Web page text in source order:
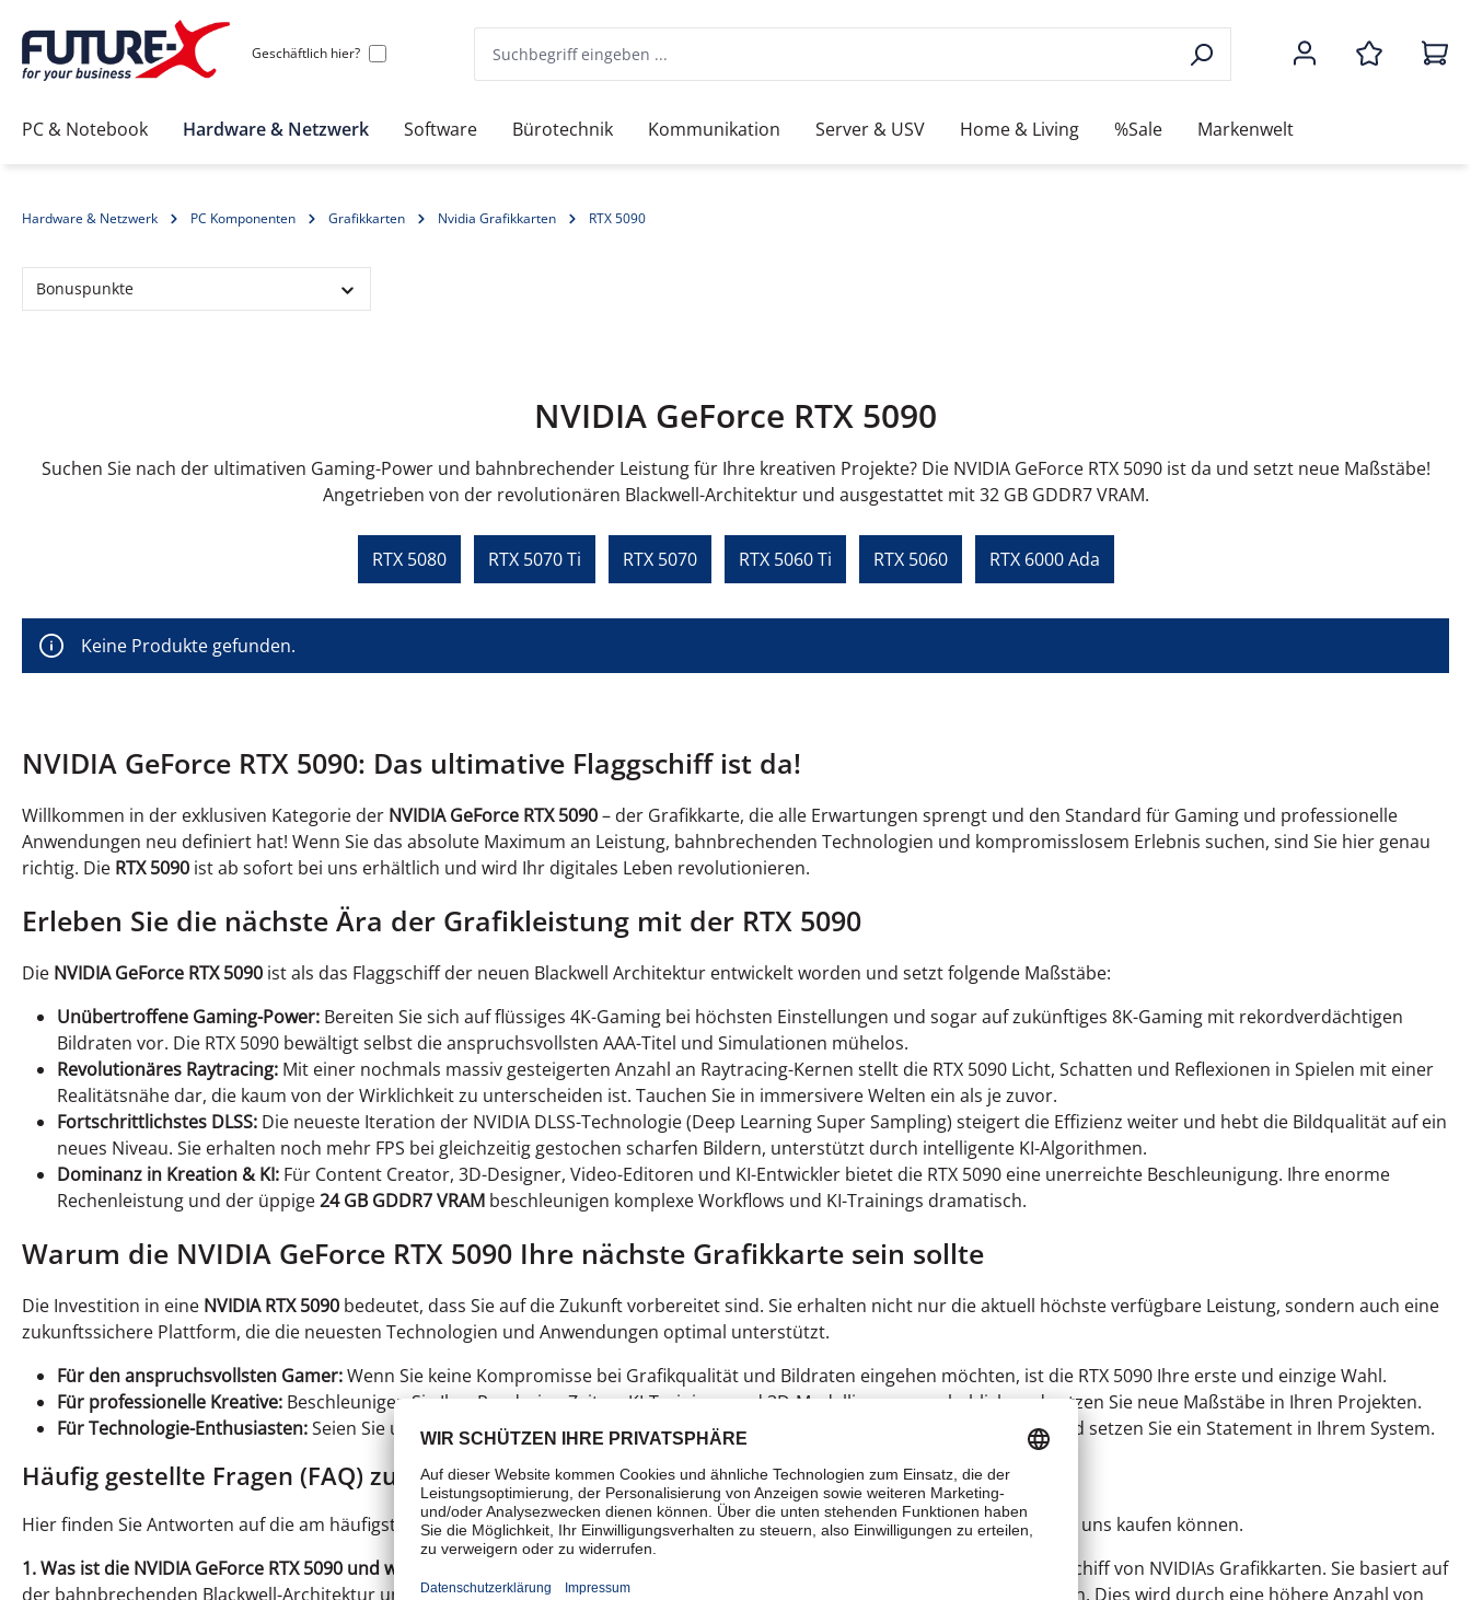
Geschäftlich hier?
PC & Notebook Hardware & Netzwerk Software Bürotechnik Kommunikation Server & USV Home & Living %Sale Markenwelt
Hardware & Netzwerk PC Komponenten Grafikkarten Nvidia Grafikkarten RTX 5090
Bonuspunkte
NVIDIA GeForce RTX 5090
Suchen Sie nach der ultimativen Gaming-Power und bahnbrechender Leistung für Ihre kreativen Projekte? Die NVIDIA GeForce RTX 5090 ist da und setzt neue Maßstäbe!
Angetrieben von der revolutionären Blackwell-Architektur und ausgestattet mit 32 GB GDDR7 VRAM.
RTX 5080 RTX 5070 Ti RTX 5070 RTX 5060 Ti RTX 5060 RTX 6000 Ada
Keine Produkte gefunden.
NVIDIA GeForce RTX 5090: Das ultimative Flaggschiff ist da!
Willkommen in der exklusiven Kategorie der NVIDIA GeForce RTX 5090– der Grafikkarte, die alle Erwartungen sprengt und den Standard für Gaming und professionelle
Anwendungen neu definiert hat! Wenn Sie das absolute Maximum an Leistung, bahnbrechenden Technologien und kompromisslosem Erlebnis suchen, sind Sie hier genau
richtig. Die RTX 5090 ist ab sofort bei uns erhältlich und wird Ihr digitales Leben revolutionieren.
Erleben Sie die nächste Ära der Grafikleistung mit der RTX 5090
Die NVIDIA GeForce RTX 5090 ist als das Flaggschiff der neuen Blackwell Architektur entwickelt worden und setzt folgende Maßstäbe:
Unübertroffene Gaming-Power: Bereiten Sie sich auf flüssiges 4K-Gaming bei höchsten Einstellungen und sogar auf zukünftiges 8K-Gaming mit rekordverdächtigen
Bildraten vor. Die RTX 5090 bewältigt selbst die anspruchsvollsten AAA-Titel und Simulationen mühelos.
Revolutionäres Raytracing: Mit einer nochmals massiv gesteigerten Anzahl an Raytracing-Kernen stellt die RTX 5090 Licht, Schatten und Reflexionen in Spielen mit einer
Realitätsnähe dar, die kaum von der Wirklichkeit zu unterscheiden ist. Tauchen Sie in immersivere Welten ein als je zuvor.
Fortschrittlichstes DLSS: Die neueste Iteration der NVIDIA DLSS-Technologie (Deep Learning Super Sampling) steigert die Effizienz weiter und hebt die Bildqualität auf ein
neues Niveau. Sie erhalten noch mehr FPS bei gleichzeitig gestochen scharfen Bildern, unterstützt durch intelligente KI-Algorithmen.
Dominanz in Kreation & KI: Für Content Creator, 3D-Designer, Video-Editoren und KI-Entwickler bietet die RTX 5090 eine unerreichte Beschleunigung. Ihre enorme
Rechenleistung und der üppige24 GB GDDR7 VRAM beschleunigen komplexe Workflows und KI-Trainings dramatisch.
Warum die NVIDIA GeForce RTX 5090 Ihre nächste Grafikkarte sein sollte
Die Investition in eine NVIDIA RTX 5090 bedeutet, dass Sie auf die Zukunft vorbereitet sind. Sie erhalten nicht nur die aktuell höchste verfügbare Leistung, sondern auch eine
zukunftssichere Plattform, die die neuesten Technologien und Anwendungen optimal unterstützt.
Für den anspruchsvollsten Gamer:Wenn Sie keine Kompromisse bei Grafikqualität und Bildraten eingehen möchten, ist die RTX 5090 Ihre erste und einzige Wahl.
Für professionelle Kreative: Beschleunigen Sie Ihre Rendering-Zeiten, KI-Trainings und 3D-Modellierungen erheblich und setzen Sie neue Maßstäbe in Ihren Projekten.
Für Technologie-Enthusiasten:Seien Sie unter den Ersten, die die Spitzenleistung der nächsten GPU-Generation erleben und setzen Sie ein Statement in Ihrem System.
Häufig gestellte Fragen (FAQ) zur NVIDIA GeForce RTX 5090
Hier finden Sie Antworten auf die am häufigsten gestellten Fragen zur NVIDIA GeForce RTX 5090 Grafikkarte, die Sie ab sofort bei uns kaufen können.
1. Was ist die NVIDIA GeForce RTX 5090 und warum ist sie so leistungsstark?
Die NVIDIA GeForce RTX 5090 ist das aktuelle Flaggschiff von NVIDIAs Grafikkarten. Sie basiert auf
der bahnbrechenden Blackwell-Architektur und bietet eine massive Steigerung der Leistung gegenüber vorherigen Generationen. Dies wird durch eine höhere Anzahl von